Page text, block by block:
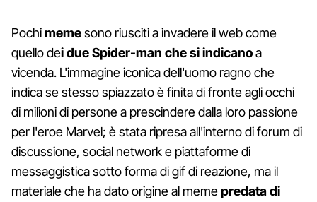
Pochimemesono riusciti a invadere il web come
quello dei due Spider-man che si indicanoa
vicenda. L'immagine iconica dell'uomo ragno che
indica se stesso spiazzato è finita di fronte agli occhi
di milioni di persone a prescindere dalla loro passione
per l'eroe Marvel; è stata ripresa all'interno di forum di
discussione, social network e piattaforme di
messaggistica sotto forma di gif di reazione, ma il
materiale che ha dato origine al memepredata di